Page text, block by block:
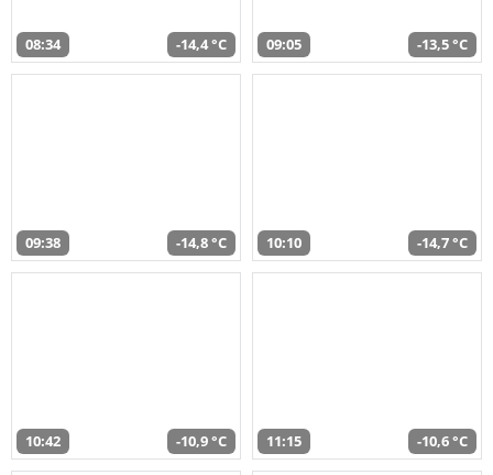
08:34 -14,4 °C 09:05 -13,5 °C
09:38 -14,8 °C 10:10 -14,7 °C
10:42 -10,9 °C 11:15 -10,6 °C